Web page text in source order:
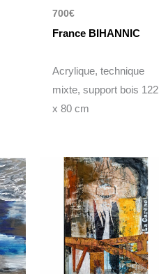
700€
France BIHANNIC
Acrylique, technique
mixte, support bois 122
x 80 cm